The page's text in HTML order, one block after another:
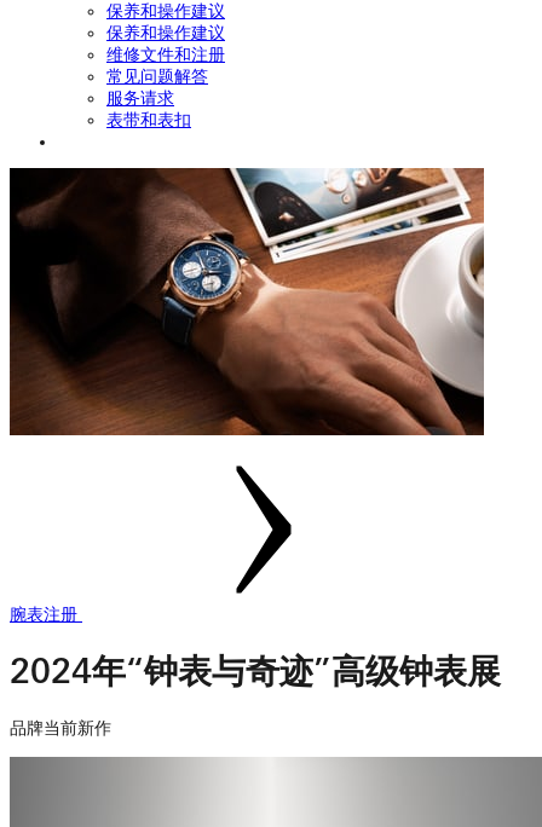
保养和操作建议
保养和操作建议
维修文件和注册
常见问题解答
服务请求
表带和表扣
腕表注册
2024年“钟表与奇迹”高级钟表展
品牌当前新作